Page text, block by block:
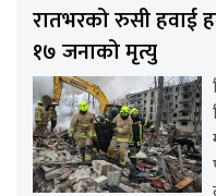
रातभरको रुसी हवाई
१७ जनाको मृत्यु